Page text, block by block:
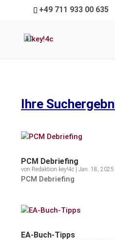
+49 711 933 00 635
Ihre
PCM Debrie­fing
von Redaktion key!4c |Jan. 18, 2025
PCM Debrie­fing
EA-Buch-Tipps